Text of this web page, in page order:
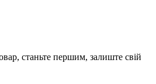
станьте першим, залиште свій